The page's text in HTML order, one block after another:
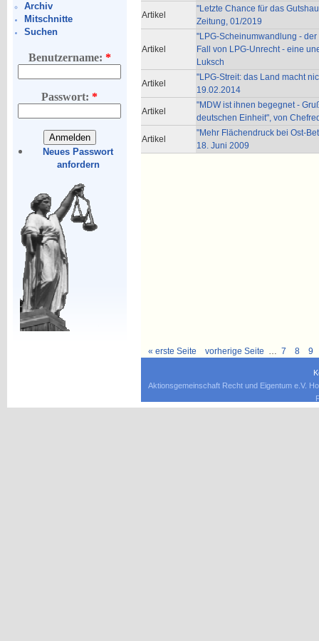
Archiv
Mitschnitte
Suchen
Benutzername: *
Passwort:*
Neues Passwort
anfordern
Artikel
"Letzte Chance für das
Zeitung, 01/2019
Artikel
"LPG-Scheinumwandlung -
Fall von LPG-Unrecht - eine
Luksch
Artikel
"LPG-Streit: das Land macht
19.02.2014
Artikel
"MDW ist ihnen begegnet -
deutschen Einheit", von
Artikel
"Mehr Flächendruck bei Ost-
18. Juni 2009
« erste Seite vorherige Seite … 7 8 9
Aktionsgemeinschaft Recht und Eigentum e.V.